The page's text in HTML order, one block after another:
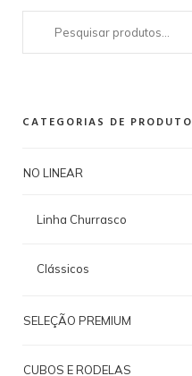
CATEGORIAS DE PRODUTO
NO LINEAR
Linha Churrasco
Clássicos
SELEÇÃO PREMIUM
CUBOS E RODELAS